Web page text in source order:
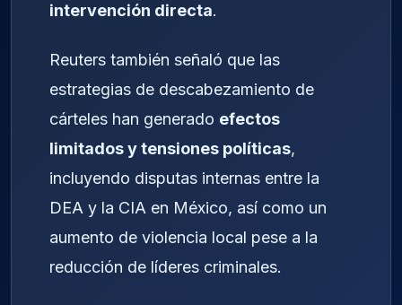
intervención directa.
Reuters también señaló que las
estrategias de descabezamiento de
cárteles han generado efectos
limitados y tensiones políticas,
incluyendo disputas internas entre la
DEA y la CIA en México, así como un
aumento de violencia local pese a la
reducción de líderes criminales.